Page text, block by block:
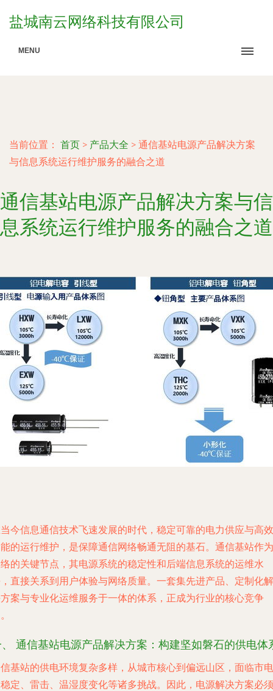
盐城南云网络科技有限公司
MENU
当前位置： 首页 > 产品大全 > 通信基站电源产品解决方案
与信息系统运行维护服务的融合之道
通信基站电源产品解决方案与信
息系统运行维护服务的融合之道
今信息通信技术飞速发展的时代，稳定可靠的电力供应与高效
的运行维护，是保障通信网络畅通无阻的基石。通信基站作为
的关键节点，其电源系统的稳定性和后端信息系统的运维水
直接关系到用户体验与网络质量。一套集先进产品、定制化解
案与专业化运维服务于一体的体系，正成为行业的核心竞争
通信基站电源产品解决方案：构建坚如磐石的供电体
基站的供电环境复杂多样，从城市核心到偏远山区，面临市电
定、雷击、温湿度变化等诸多挑战。因此，电源解决方案必须